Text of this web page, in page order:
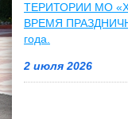
ТЕРИТОРИИ МО
ВРЕМЯ
года.
2 июля 2026